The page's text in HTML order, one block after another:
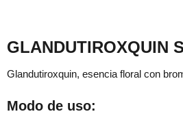
GLANDUTIROXQUIN
Glandutiroxquin, esencia floral con
Modo de uso: